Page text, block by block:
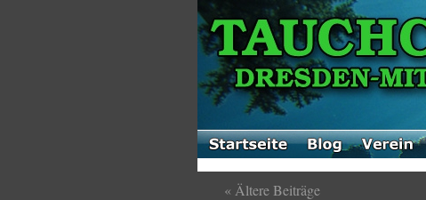
« Ältere Beiträge